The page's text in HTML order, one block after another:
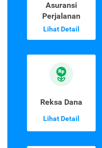
Asuransi
Perjalanan
Lihat Detail
Reksa Dana
Lihat Detail